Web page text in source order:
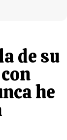
de su
he